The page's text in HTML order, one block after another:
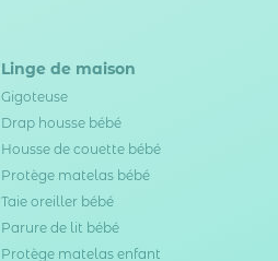
Linge de maison
Gigoteuse
Drap housse bébé
Housse de couette bébé
Protège matelas bébé
Taie oreiller bébé
Parure de lit bébé
Protège matelas enfant